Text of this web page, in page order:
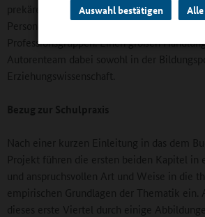
Auswahl bestätigen
prekären Arbeitsverhältnisse des Weiteren
Personals sowie ausbaufähige
Professionsgruppen. Einen großen
Autorenteam dabei sowohl in der
Erziehungswissenschaft.
Bezug zur Schulpraxis
Nach einer kurzen Einleitung in das dem
Projekt führen die ersten beiden Kapitel in
und anspruchsvollen Art und Weise in die
empirischen Grundlagen der Thematik ein.
dieses erste Viertel durch einige